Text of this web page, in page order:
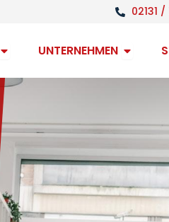
02131 /
Open Leistungen
UNTERNEHMEN Open